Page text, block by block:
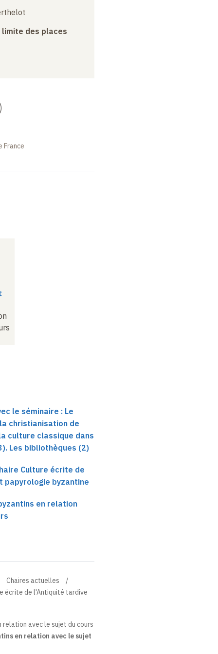
limite des places
France
le séminaire : Le
christianisation de
culture classique dans
Les bibliothèques (2)
Culture écrite de
papyrologie byzantine
en relation
Chaires actuelles
écrite de l'Antiquité tardive
relation avec le sujet du cours
en relation avec le sujet